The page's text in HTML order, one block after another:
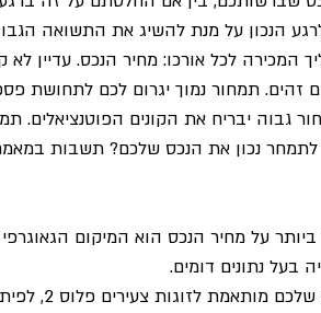
הנכון על מנת להשיג את התשואה
לכל אורכו: מחיר הנכס. עדיין
זהים. תמחור נמוך יגרום לכם לתחושת
גבוה יבריח את הקונים הפוטנציאלים.
לתמחר נכון את הנכס שלכם? תשבות
ביותר על מחיר הנכס הוא המיקום
בעל נתונים דומים.
· פוטנציאל- עד לרמת החינוך